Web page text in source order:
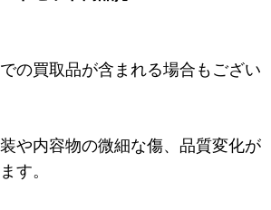
の買取品が含まれる場合もござい
や内容物の微細な傷、品質変化が
す。